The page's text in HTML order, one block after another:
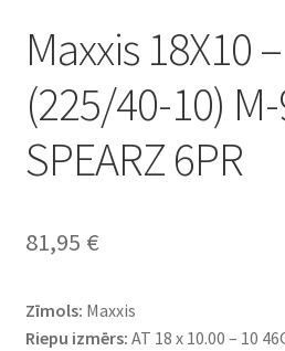
Maxxis 18X10
(225/40-10)
SPEARZ 6PR
81,95 €
Zīmols: Maxxis
Riepu izmērs: AT 18 x 10.00 – 10